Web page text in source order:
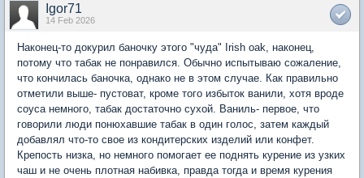
Igor71
14 Feb 2026
Наконец-то докурил баночку этого "чуда" Irish oak, наконец,
потому что табак не понравился. Обычно испытываю сожаление,
что кончилась баночка, однако не в этом случае. Как правильно
отметили выше- пустоват, кроме того избыток ванили, хотя вроде
соуса немного, табак достаточно сухой. Ваниль- первое, что
говорили люди понюхавшие табак в один голос, затем каждый
добавлял что-то свое из кондитерских изделий или конфет.
Крепость низка, но немного помогает ее поднять курение из узких
чаш и не очень плотная набивка, правда тогда и время курения